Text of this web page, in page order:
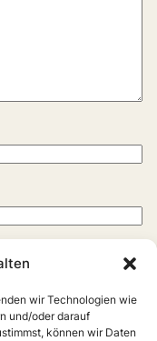
wir Technologien wie
und/oder darauf
können wir Daten